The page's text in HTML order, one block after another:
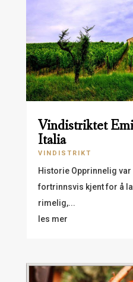
Vindistriktet
Italia
VINDISTRIKT
Historie Opprinnelig
fortrinnsvis kjent for å
rimelig,...
les mer